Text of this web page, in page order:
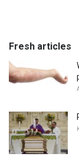
Fresh articles